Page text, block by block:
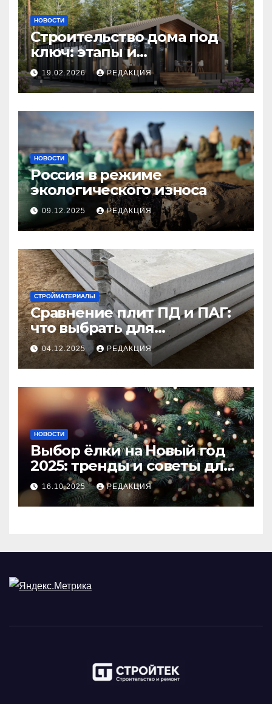
НОВОСТИ
Строительство дома под
ключ: этапы и
планирование бюджета
19.02.2026 РЕДАКЦИЯ
НОВОСТИ
Россия в режиме
экологического износа
09.12.2025 РЕДАКЦИЯ
СТРОЙМАТЕРИАЛЫ
Сравнение плит ПД и ПАГ:
что выбрать для
долговечного и прочного
покрытия
04.12.2025 РЕДАКЦИЯ
НОВОСТИ
Выбор ёлки на Новый год
2025: тренды и советы для
идеального праздника
16.10.2025 РЕДАКЦИЯ